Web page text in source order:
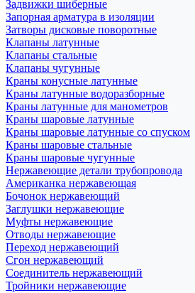
Задвижки шиберные
Запорная арматура в изоляции
Затворы дисковые поворотные
Клапаны латунные
Клапаны стальные
Клапаны чугунные
Краны конусные латунные
Краны латунные водоразборные
Краны латунные для манометров
Краны шаровые латунные
Краны шаровые латунные со спуском
Краны шаровые стальные
Краны шаровые чугунные
Нержавеющие детали трубопровода
Американка нержавеющая
Бочонок нержавеющий
Заглушки нержавеющие
Муфты нержавеющие
Отводы нержавеющие
Переход нержавеющий
Сгон нержавеющий
Соединитель нержавеющий
Тройники нержавеющие